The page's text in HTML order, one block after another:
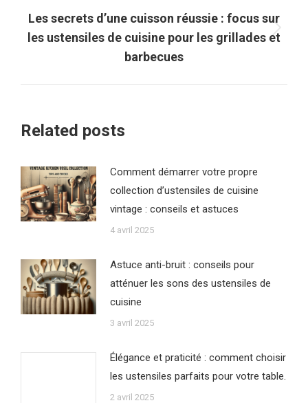
Article
suivant
Les secrets d’une cuisson réussie : focus sur
les ustensiles de cuisine pour les grillades et
barbecues
Related posts
Comment démarrer votre propre
collection d’ustensiles de cuisine
vintage : conseils et astuces
4 avril 2025
Astuce anti-bruit : conseils pour
atténuer les sons des ustensiles de
cuisine
3 avril 2025
Élégance et praticité : comment choisir
les ustensiles parfaits pour votre table.
2 avril 2025